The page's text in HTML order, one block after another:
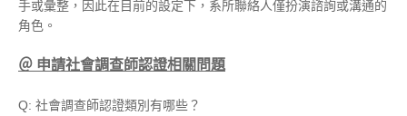
手或彙整，因此在目前的設定下，系所聯絡人僅扮演諮詢或溝通的
角色。
＠ 申請社會調查師認證相關問題
Q: 社會調查師認證類別有哪些？